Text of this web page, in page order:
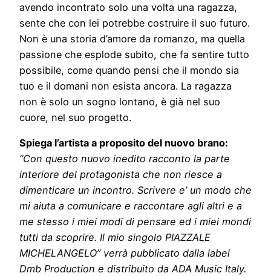
avendo incontrato solo una volta una ragazza,
sente che con lei potrebbe costruire il suo futuro.
Non è una storia d’amore da romanzo, ma quella
passione che esplode subito, che fa sentire tutto
possibile, come quando pensi che il mondo sia
tuo e il domani non esista ancora. La ragazza
non è solo un sogno lontano, è già nel suo
cuore, nel suo progetto.
Spiega l’artista a proposito del nuovo brano:
“Con questo nuovo inedito racconto la parte
interiore del protagonista che non riesce a
dimenticare un incontro. Scrivere e’ un modo che
mi aiuta a comunicare e raccontare agli altri e a
me stesso i miei modi di pensare ed i miei mondi
tutti da scoprire. Il mio singolo PIAZZALE
MICHELANGELO” verrà pubblicato dalla label
Dmb Production e distribuito da ADA Music Italy.